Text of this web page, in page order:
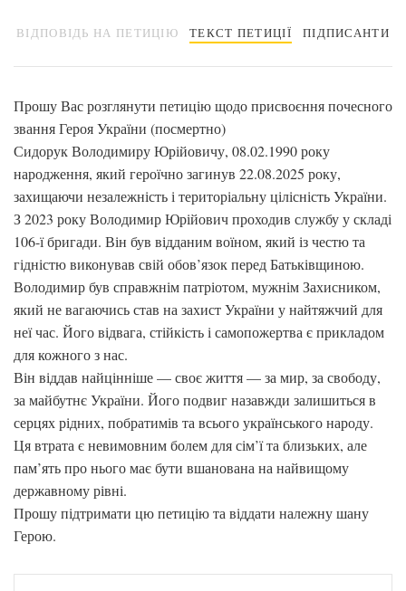
ВІДПОВІДЬ НА ПЕТИЦІЮ ТЕКСТ ПЕТИЦІЇ ПІДПИСАНТИ
Прошу Вас розглянути петицію щодо присвоєння почесного
звання Героя України (посмертно)
Сидорук Володимиру Юрійовичу, 08.02.1990 року
народження, який героїчно загинув 22.08.2025 року,
захищаючи незалежність і територіальну цілісність України.
З 2023 року Володимир Юрійович проходив службу у складі
106-ї бригади. Він був відданим воїном, який із честю та
гідністю виконував свій обов’язок перед Батьківщиною.
Володимир був справжнім патріотом, мужнім Захисником,
який не вагаючись став на захист України у найтяжчий для
неї час. Його відвага, стійкість і самопожертва є прикладом
для кожного з нас.
Він віддав найцінніше — своє життя — за мир, за свободу,
за майбутнє України. Його подвиг назавжди залишиться в
серцях рідних, побратимів та всього українського народу.
Ця втрата є невимовним болем для сім’ї та близьких, але
пам’ять про нього має бути вшанована на найвищому
державному рівні.
Прошу підтримати цю петицію та віддати належну шану
Герою.